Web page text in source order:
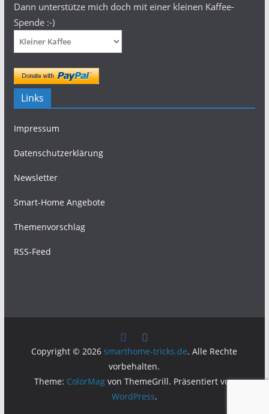
Dann unterstütze mich doch mit einer kleinen Kaffee-
Spende :-)
Links
Impressum
Datenschutzerklärung
Newsletter
Smart-Home Angebote
Themenvorschlag
RSS-Feed
Copyright © 2026 smarthome-tricks.de. Alle Rechte
vorbehalten.
Theme: ColorMagvon ThemeGrill. Präsentiert von
WordPress.